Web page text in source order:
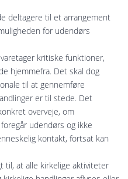
deltagere til et arrangement
for udendørs
kritiske funktioner,
hjemmefra. Det skal dog
til at gennemføre
er til stede. Det
overveje, om
udendørs og ikke
kontakt, fortsat kan
til, at alle kirkelige aktiviteter